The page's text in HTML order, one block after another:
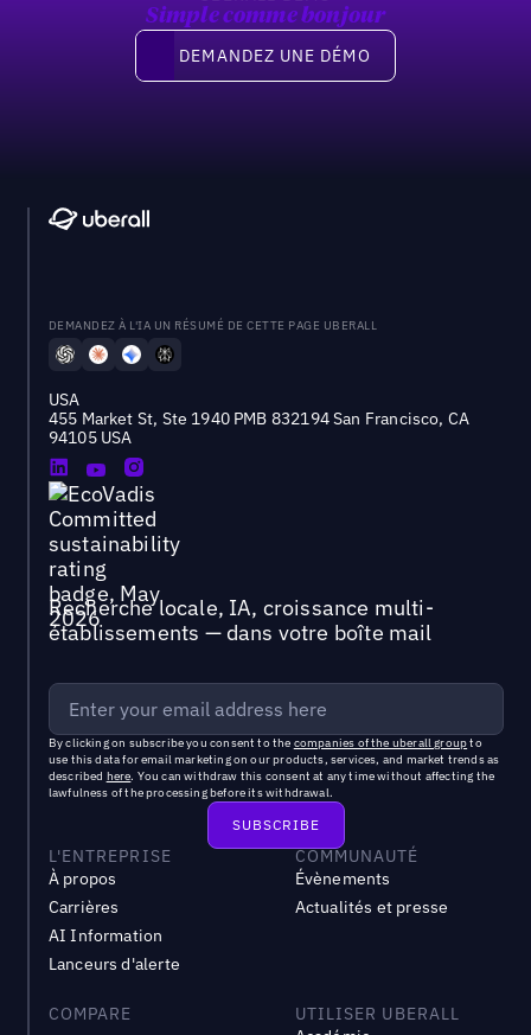
Simple comme bonjour
Demandez une démo
DEMANDEZ UNE DÉMO
DEMANDEZ À L'IA UN RÉSUMÉ DE CETTE PAGE UBERALL
USA
455 Market St, Ste 1940 PMB 832194 San Francisco, CA
94105 USA
Recherche locale, IA, croissance multi-
établissements — dans votre boîte mail
By clicking on subscribe you consent to the companies of the uberall groupto
use this data for email marketing on our products, services, and market trends as
described here. You can withdraw this consent at any time without affecting the
lawfulness of the processing before its withdrawal.
L'ENTREPRISE
À propos
Carrières
AI Information
Lanceurs d'alerte
COMMUNAUTÉ
Évènements
Actualités et presse
COMPARE
UTILISER UBERALL